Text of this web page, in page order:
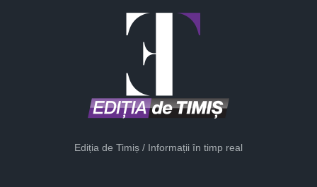
Ediția de Timiș / Informații în timp real